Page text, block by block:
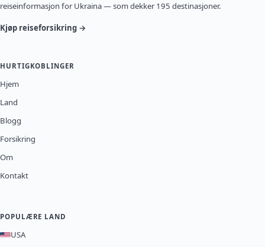
reiseinformasjon for Ukraina — som dekker 195 destinasjoner.
Kjøp reiseforsikring →
HURTIGKOBLINGER
Hjem
Land
Blogg
Forsikring
Om
Kontakt
POPULÆRE LAND
USA